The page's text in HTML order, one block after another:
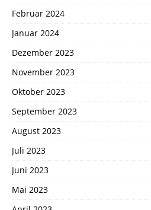
Februar 2024
Januar 2024
Dezember 2023
November 2023
Oktober 2023
September 2023
August 2023
Juli 2023
Juni 2023
Mai 2023